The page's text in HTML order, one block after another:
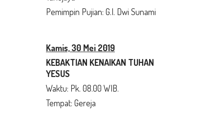
Pemimpin Pujian: G.I. Dwi Sunami
Kamis, 30 Mei 2019
KEBAKTIAN KENAIKAN TUHAN
YESUS
Waktu: Pk. 08.00 WIB.
Tempat: Gereja